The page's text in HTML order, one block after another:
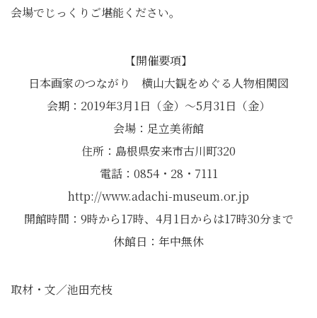
会場でじっくりご堪能ください。
【開催要項】
日本画家のつながり 横山大観をめぐる人物相関図
会期：2019年3月1日（金）～5月31日（金）
会場：足立美術館
住所：島根県安来市古川町320
電話：0854・28・7111
http://www.adachi-museum.or.jp
開館時間：9時から17時、4月1日からは17時30分まで
休館日：年中無休
取材・文／池田充枝